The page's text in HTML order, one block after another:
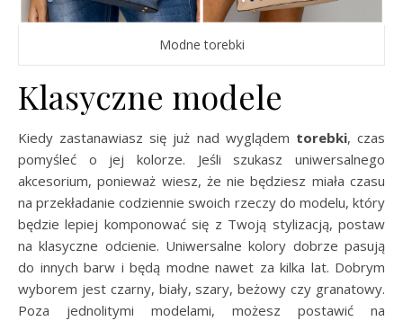
Modne torebki
Klasyczne modele
Kiedy zastanawiasz się już nad wyglądem torebki, czas
pomyśleć o jej kolorze. Jeśli szukasz uniwersalnego
akcesorium, ponieważ wiesz, że nie będziesz miała czasu
na przekładanie codziennie swoich rzeczy do modelu, który
będzie lepiej komponować się z Twoją stylizacją, postaw
na klasyczne odcienie. Uniwersalne kolory dobrze pasują
do innych barw i będą modne nawet za kilka lat. Dobrym
wyborem jest czarny, biały, szary, beżowy czy granatowy.
Poza jednolitymi modelami, możesz postawić na